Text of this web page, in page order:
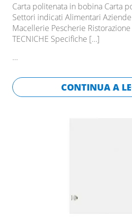
Carta politenata in bobina Carta
Settori indicati Alimentari
Macellerie Pescherie Ristorazione
TECNICHE Specifiche […]
…
CONTINUA A